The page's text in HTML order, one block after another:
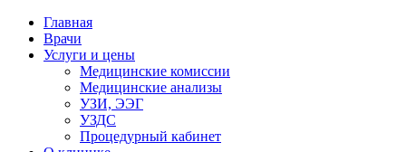
Главная
Врачи
Услуги и цены
Медицинские комиссии
Медицинские анализы
УЗИ, ЭЭГ
УЗДС
Процедурный кабинет